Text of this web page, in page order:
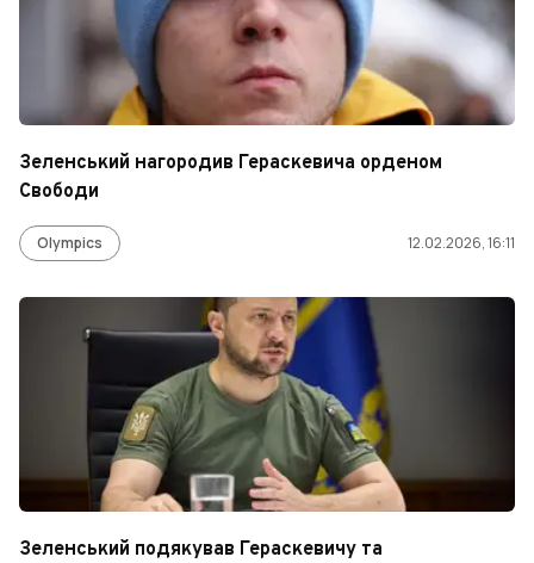
Зеленський нагородив Гераскевича орденом
Свободи
Olympics 12.02.2026, 16:11
Зеленський подякував Гераскевичу та